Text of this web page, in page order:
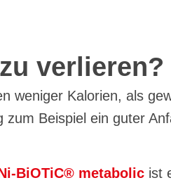
verlieren?
weniger Kalorien, als
Beispiel ein guter
BiOTiC® metabolic ist